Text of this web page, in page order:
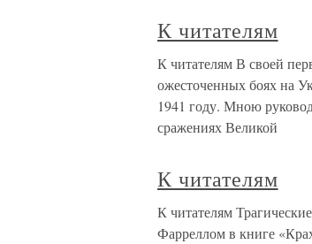
К читателям
К читателям В своей
ожесточенных боях на
1941 году. Мною
сражениях Великой
К читателям
К читателям
Фарреллом в книге